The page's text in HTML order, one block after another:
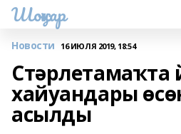
Шоңҡар
Новости 16 ИЮЛЯ 2019, 18:54
Стәрлетамаҡта
хайуандары
асылды